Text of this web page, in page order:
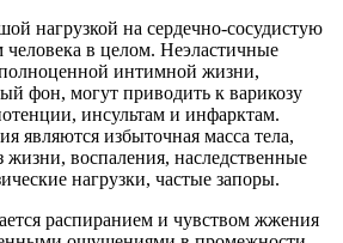
нагрузкой на сердечно-сосудистую
человека в целом. Неэластичные
интимной жизни,
фон, могут приводить к варикозу
инсультам и инфарктам.
являются избыточная масса тела,
воспаления, наследственные
нагрузки, частые запоры.
распиранием и чувством жжения